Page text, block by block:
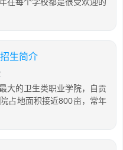
生简介
大的卫生类职业学院，自贡
占地面积接近800亩，常年